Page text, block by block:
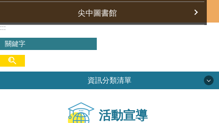
尖中圖書館
:::
資訊分類清單
活動宣導